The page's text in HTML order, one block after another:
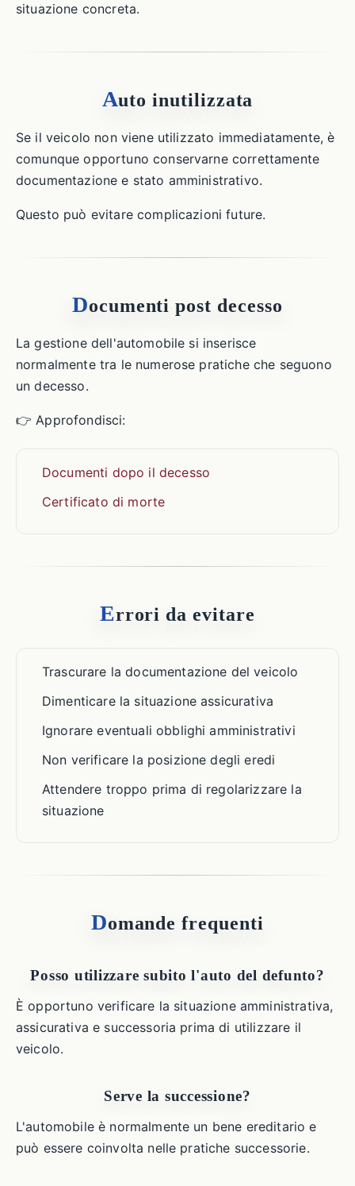
situazione concreta.
Auto inutilizzata
Se il veicolo non viene utilizzato immediatamente, è
comunque opportuno conservarne correttamente
documentazione e stato amministrativo.
Questo può evitare complicazioni future.
Documenti post decesso
La gestione dell'automobile si inserisce
normalmente tra le numerose pratiche che seguono
un decesso.
👉 Approfondisci:
Documenti dopo il decesso
Certificato di morte
Errori da evitare
Trascurare la documentazione del veicolo
Dimenticare la situazione assicurativa
Ignorare eventuali obblighi amministrativi
Non verificare la posizione degli eredi
Attendere troppo prima di regolarizzare la
situazione
Domande frequenti
Posso utilizzare subito l'auto del defunto?
È opportuno verificare la situazione amministrativa,
assicurativa e successoria prima di utilizzare il
veicolo.
Serve la successione?
L'automobile è normalmente un bene ereditario e
può essere coinvolta nelle pratiche successorie.